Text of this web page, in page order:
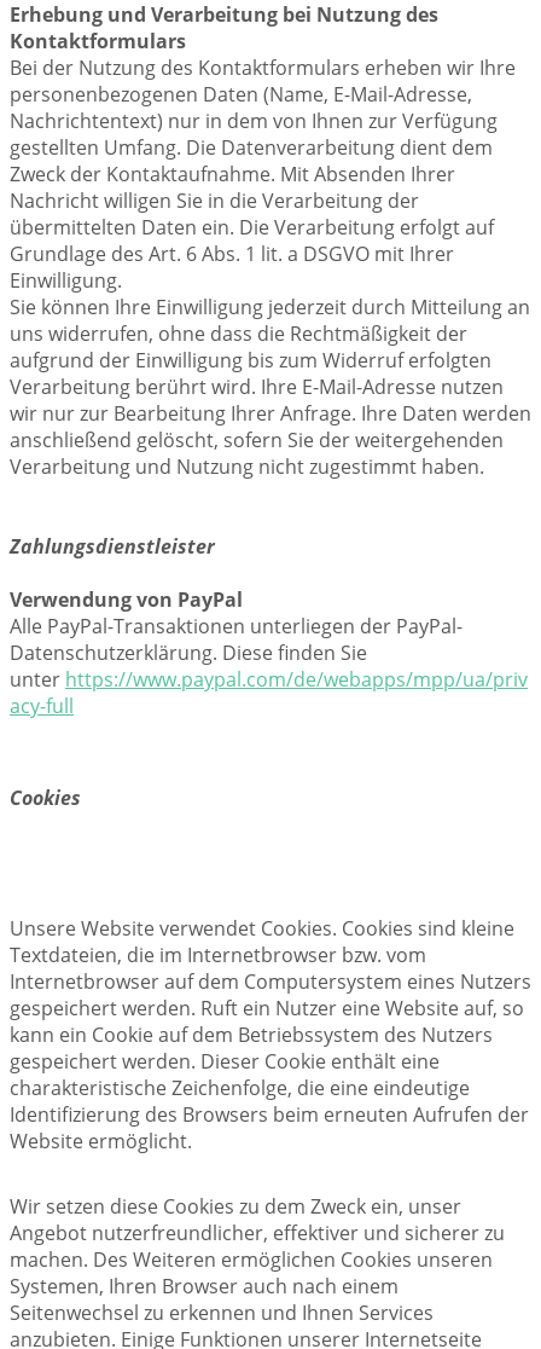
Erhebung und Verarbeitung bei Nutzung des
Kontaktformulars
Bei der Nutzung des Kontaktformulars erheben wir Ihre
personenbezogenen Daten (Name, E-Mail-Adresse,
Nachrichtentext) nur in dem von Ihnen zur Verfügung
gestellten Umfang. Die Datenverarbeitung dient dem
Zweck der Kontaktaufnahme. Mit Absenden Ihrer
Nachricht willigen Sie in die Verarbeitung der
übermittelten Daten ein. Die Verarbeitung erfolgt auf
Grundlage des Art. 6 Abs. 1 lit. a DSGVO mit Ihrer
Einwilligung.
Sie können Ihre Einwilligung jederzeit durch Mitteilung an
uns widerrufen, ohne dass die Rechtmäßigkeit der
aufgrund der Einwilligung bis zum Widerruf erfolgten
Verarbeitung berührt wird. Ihre E-Mail-Adresse nutzen
wir nur zur Bearbeitung Ihrer Anfrage. Ihre Daten werden
anschließend gelöscht, sofern Sie der weitergehenden
Verarbeitung und Nutzung nicht zugestimmt haben.
Zahlungsdienstleister
Verwendung von PayPal
Alle PayPal-Transaktionen unterliegen der PayPal-
Datenschutzerklärung. Diese finden Sie
unter https://www.paypal.com/de/webapps/mpp/ua/priv
acy-full
Cookies
Unsere Website verwendet Cookies. Cookies sind kleine
Textdateien, die im Internetbrowser bzw. vom
Internetbrowser auf dem Computersystem eines Nutzers
gespeichert werden. Ruft ein Nutzer eine Website auf, so
kann ein Cookie auf dem Betriebssystem des Nutzers
gespeichert werden. Dieser Cookie enthält eine
charakteristische Zeichenfolge, die eine eindeutige
Identifizierung des Browsers beim erneuten Aufrufen der
Website ermöglicht.
Wir setzen diese Cookies zu dem Zweck ein, unser
Angebot nutzerfreundlicher, effektiver und sicherer zu
machen. Des Weiteren ermöglichen Cookies unseren
Systemen, Ihren Browser auch nach einem
Seitenwechsel zu erkennen und Ihnen Services
anzubieten. Einige Funktionen unserer Internetseite